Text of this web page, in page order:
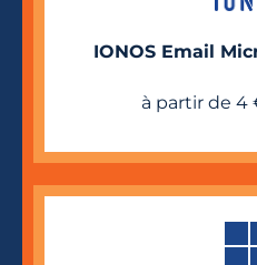
IONOS Email
à partir de 4